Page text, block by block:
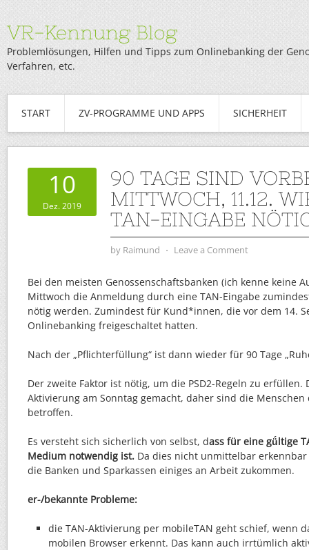
VR-Kennung Blog
Problemlösungen, Hilfen und Tipps zum Onlinebanking der
Verfahren, etc.
START ZV-PROGRAMME UND APPS SICHERHEIT
10
Dez. 2019
90 TAGE SIND
MITTWOCH, 11.12.
TAN-EINGABE
by Raimund ⋅ Leave a Comment
Bei den meisten Genossenschaftsbanken (ich kenne keine
Mittwoch die Anmeldung durch eine TAN-Eingabe
nötig werden. Zumindest für Kund*innen, die vor dem 14.
Onlinebanking freigeschaltet hatten.
Nach der „Pflichterfüllung“ ist dann wieder für 90 Tage
Der zweite Faktor ist nötig, um die PSD2-Regeln zu erfüllen.
Aktivierung am Sonntag gemacht, daher sind die
betroffen.
Es versteht sich sicherlich von selbst, dass für eine gǘltige
Medium notwendig ist. Da dies nicht unmittelbar
die Banken und Sparkassen einiges an Arbeit zukommen.
er-/bekannte Probleme:
die TAN-Aktivierung per mobileTAN geht schief, wenn
mobilen Browser erkennt. Das kann auch irrtümlich